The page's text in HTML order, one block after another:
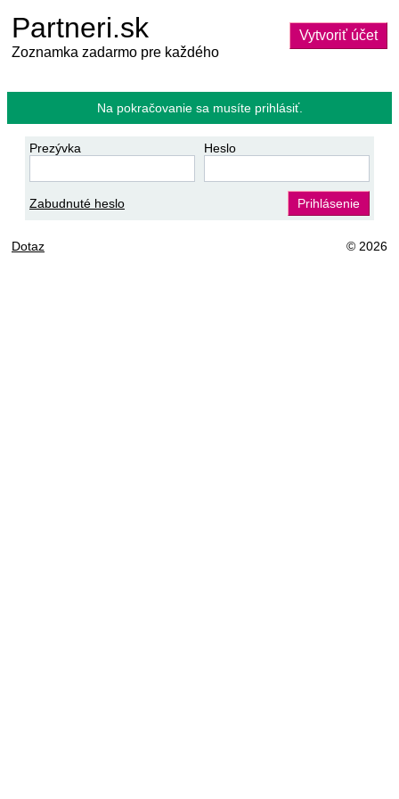
Partneri.sk
Zoznamka zadarmo pre každého
Vytvoriť účet
Na pokračovanie sa musíte prihlásiť.
Prezývka Heslo
Zabudnuté heslo Prihlásenie
Dotaz © 2026